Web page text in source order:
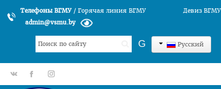
Телефоны ВГМУ/ Горячая линия ВГМУ
Девиз ВГМУ
admin@vsmu.by
Русский
Искать... G
gp fb tt